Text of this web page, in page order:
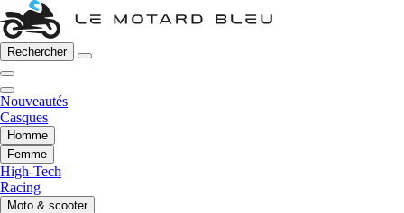
Rechercher
Nouveautés
Casques
Homme
Femme
High-Tech
Racing
Moto & scooter